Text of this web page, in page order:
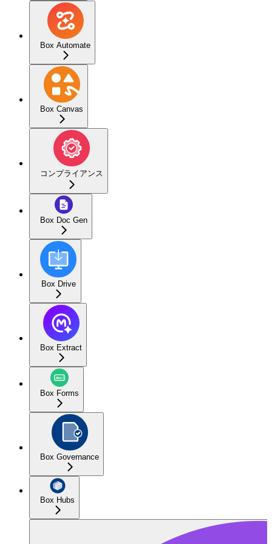
Box Automate
Box Canvas
コンプライアンス
Box Doc Gen
Box Drive
Box Extract
Box Forms
Box Governance
Box Hubs